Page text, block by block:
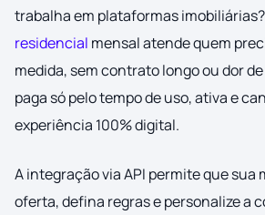
trabalha em plataformas
residencial mensal atende quem
medida, sem contrato longo ou dor
paga só pelo tempo de uso, ativa e
experiência 100% digital.
A integração via API permite que sua
oferta, defina regras e personalize a